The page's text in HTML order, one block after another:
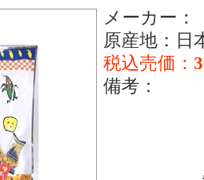
メーカー：
原産地：日
税込売価：
備考：